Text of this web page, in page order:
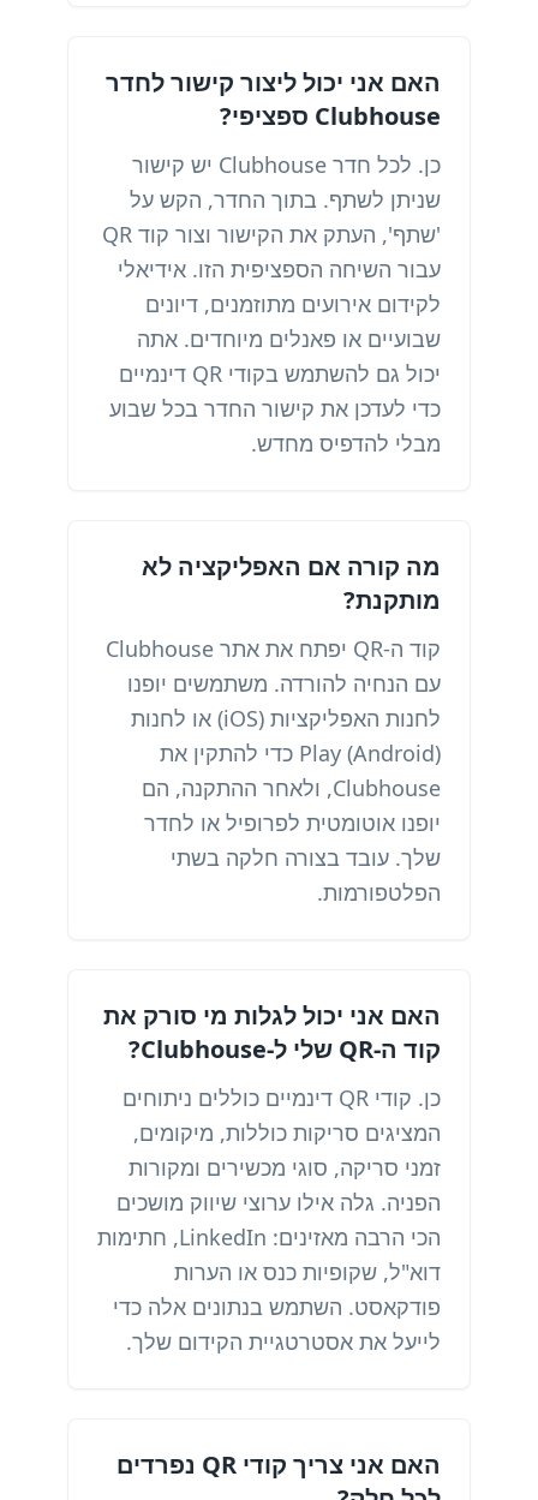
האם אני יכול ליצור קישור לחדר
Clubhouse ספציפי?
כן. לכל חדר Clubhouse יש קישור
שניתן לשתף. בתוך החדר, הקש על
'שתף', העתק את הקישור וצור קוד QR
עבור השיחה הספציפית הזו. אידיאלי
לקידום אירועים מתוזמנים, דיונים
שבועיים או פאנלים מיוחדים. אתה
יכול גם להשתמש בקודי QR דינמיים
כדי לעדכן את קישור החדר בכל שבוע
מבלי להדפיס מחדש.
מה קורה אם האפליקציה לא
מותקנת?
קוד ה-QR יפתח את אתר Clubhouse
עם הנחיה להורדה. משתמשים יופנו
לחנות האפליקציות (iOS) או לחנות
Play (Android) כדי להתקין את
Clubhouse, ולאחר ההתקנה, הם
יופנו אוטומטית לפרופיל או לחדר
שלך. עובד בצורה חלקה בשתי
הפלטפורמות.
האם אני יכול לגלות מי סורק את
קוד ה-QR שלי ל-Clubhouse?
כן. קודי QR דינמיים כוללים ניתוחים
המציגים סריקות כוללות, מיקומים,
זמני סריקה, סוגי מכשירים ומקורות
הפניה. גלה אילו ערוצי שיווק מושכים
הכי הרבה מאזינים: LinkedIn, חתימות
דוא"ל, שקופיות כנס או הערות
פודקאסט. השתמש בנתונים אלה כדי
לייעל את אסטרטגיית הקידום שלך.
האם אני צריך קודי QR נפרדים